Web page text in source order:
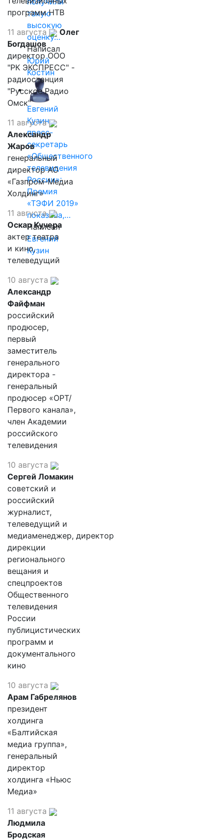
такую
высокую
оценку…
Написал
Юрий
Костин
Евгений
Кузин,
пресс-
секретарь
«Общественного
телевидения
России»:
Премия
«ТЭФИ 2019»
показала,…
Написал
Евгений
Кузин
программ НТВ
11 августа
Олег
Богдашов
директор ООО
"РК ЭКСПРЕСС" -
радиостанция
"Русское Радио
Омск"
11 августа
Александр
Жаров
генеральный
директор АО
«Газпром-Медиа
Холдинг»
11 августа
Оскар Кучера
актер театра
и кино,
телеведущий
10 августа
Александр
Файфман
российский
продюсер,
первый
заместитель
генерального
директора -
генеральный
продюсер «ОРТ/
Первого канала»,
член Академии
российского
телевидения
10 августа
Сергей Ломакин
советский и
российский
журналист,
телеведущий и
медиаменеджер, директор
дирекции
регионального
вещания и
спецпроектов
Общественного
телевидения
России
публицистических
программ и
документального
кино
10 августа
Арам Габрелянов
президент
холдинга
«Балтийская
медиа группа»,
генеральный
директор
холдинга «Ньюс
Медиа»
11 августа
Людмила
Бродская